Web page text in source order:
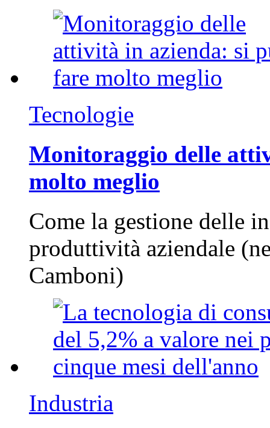
Tecnologie
Monitoraggio delle
molto meglio
Come la gestione delle
produttività aziendale
Camboni)
Industria